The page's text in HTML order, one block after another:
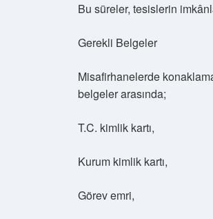
Bu süreler, tesislerin
Gerekli Belgeler
Misafirhanelerde
belgeler arasında;
T.C. kimlik kartı,
Kurum kimlik kartı,
Görev emri,